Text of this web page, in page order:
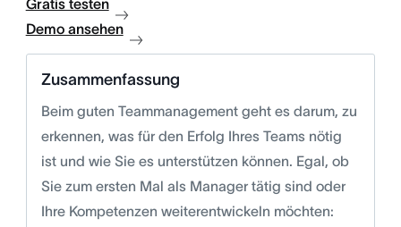
Gratis testen
Demo ansehen
Zusammenfassung
Beim guten Teammanagement geht es darum, zu
erkennen, was für den Erfolg Ihres Teams nötig
ist und wie Sie es unterstützen können. Egal, ob
Sie zum ersten Mal als Manager tätig sind oder
Ihre Kompetenzen weiterentwickeln möchten: